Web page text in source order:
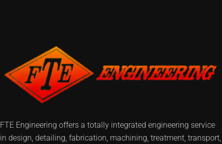
FTE Engineering offers a totally integrated engineering service
in design, detailing, fabrication, machining, treatment, transport,